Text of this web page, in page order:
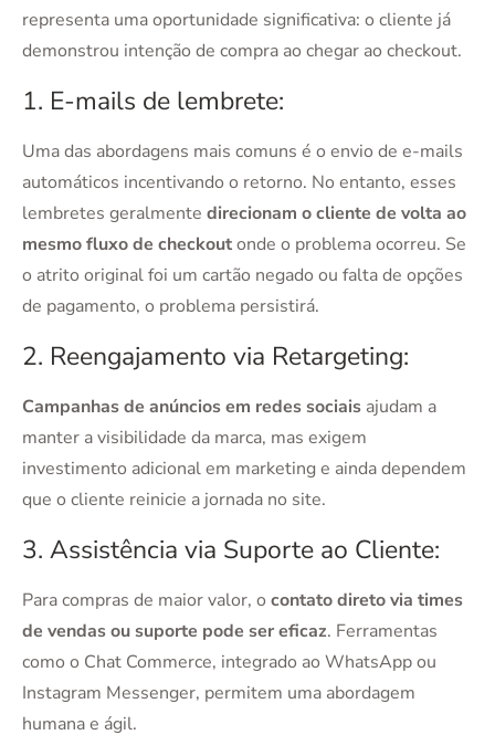
representa uma oportunidade significativa: o cliente já
demonstrou intenção de compra ao chegar ao checkout.
1. E-mails de lembrete:
Uma das abordagens mais comuns é o envio de e-mails
automáticos incentivando o retorno. No entanto, esses
lembretes geralmente direcionam o cliente de volta ao
mesmo fluxo de checkoutonde o problema ocorreu. Se
o atrito original foi um cartão negado ou falta de opções
de pagamento, o problema persistirá.
2. Reengajamento via Retargeting:
Campanhas de anúncios em redes sociais ajudam a
manter a visibilidade da marca, mas exigem
investimento adicional em marketing e ainda dependem
que o cliente reinicie a jornada no site.
3. Assistência via Suporte ao Cliente:
Para compras de maior valor, o contato direto via times
de vendas ou suporte pode ser eficaz. Ferramentas
como o Chat Commerce, integrado ao WhatsApp ou
Instagram Messenger, permitem uma abordagem
humana e ágil.